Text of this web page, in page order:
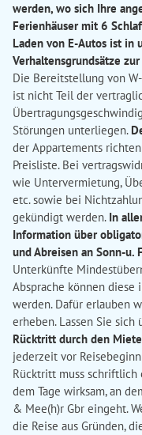
werden, wo sich Ihre
Ferienhäuser mit 6
Laden von E-Autos ist
Verhaltensgrundsätze
Die Bereitstellung von
ist nicht Teil der
Störungen unterliegen.
der Appartements
Preisliste. Bei
wie Untervermietung,
etc. sowie bei
gekündigt werden. In
Information über
und Abreisen an Sonn-u.
Unterkünfte
Absprache können
werden. Dafür erlauben
erheben. Lassen Sie
Rücktritt durch den
jederzeit vor
Rücktritt muss schriftlich
dem Tage wirksam, an
& Mee(h)r Gbr eingeht.
die Reise aus Gründen,